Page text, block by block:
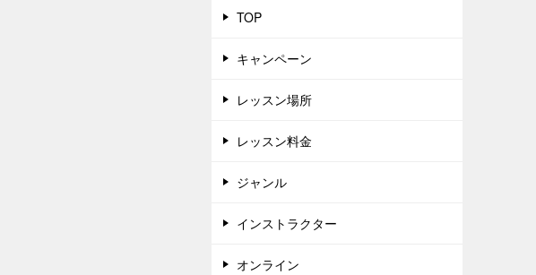
TOP
キャンペーン
レッスン場所
レッスン料金
ジャンル
インストラクター
オンライン